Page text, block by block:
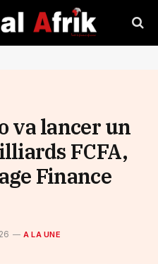
va lancer un
FCFA,
Finance
A LA UNE